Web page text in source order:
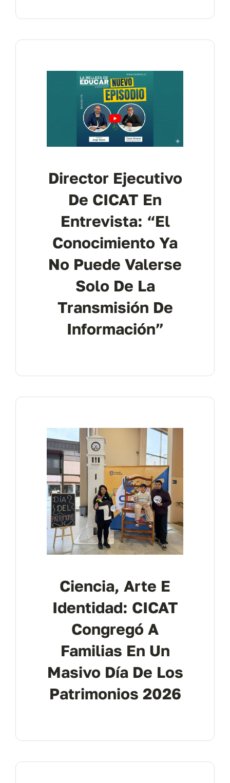
Director Ejecutivo
De CICAT En
Entrevista: “El
Conocimiento Ya
No Puede Valerse
Solo De La
Transmisión De
Información”
Ciencia, Arte E
Identidad: CICAT
Congregó A
Familias En Un
Masivo Día De Los
Patrimonios 2026